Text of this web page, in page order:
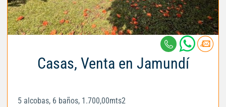
Casas, Venta en Jamundí
5 alcobas, 6 baños, 1.700,00mts2